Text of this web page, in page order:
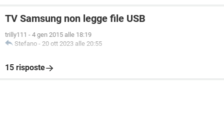
TV Samsung non legge file USB
trilly111 - 4 gen 2015 alle 18:19
Stefano - 20 ott 2023 alle 20:55
15 risposte